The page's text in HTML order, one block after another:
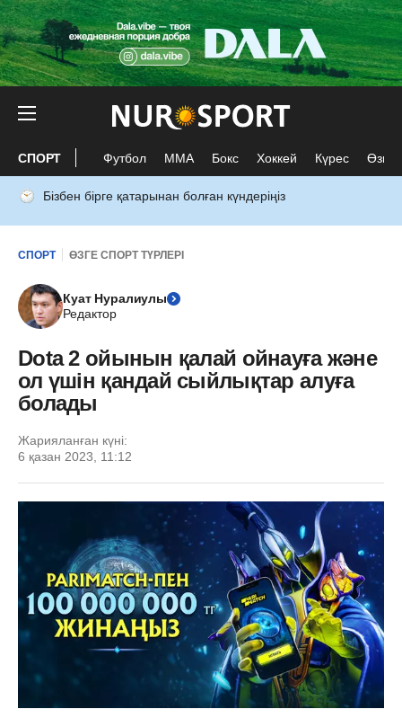
СПОРТ Футбол ММА Бокс Хоккей Күрес Өзге
Бізбен бірге қатарынан болған күндеріңіз
СПОРТ ӨЗГЕ СПОРТ ТҮРЛЕРІ
Куат Нуралиулы
Редактор
Dota 2 ойынын қалай ойнауға және
ол үшін қандай сыйлықтар алуға
болады
Жарияланған күні:
6 қазан 2023, 11:12